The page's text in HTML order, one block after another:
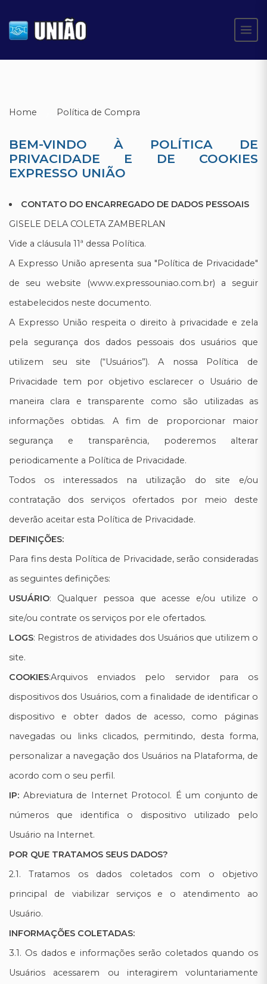
Home Política de Compra
BEM-VINDO À POLÍTICA DE
PRIVACIDADE E DE COOKIES
EXPRESSO UNIÃO
CONTATO DO ENCARREGADO DE DADOS PESSOAIS
GISELE DELA COLETA ZAMBERLAN
Vide a cláusula 11ª dessa Política.
A Expresso União apresenta sua "Política de Privacidade"
de seu website (www.expressouniao.com.br) a seguir
estabelecidos neste documento.
A Expresso União respeita o direito à privacidade e zela
pela segurança dos dados pessoais dos usuários que
utilizem seu site (“Usuários”). A nossa Política de
Privacidade tem por objetivo esclarecer o Usuário de
maneira clara e transparente como são utilizadas as
informações obtidas. A fim de proporcionar maior
segurança e transparência, poderemos alterar
periodicamente a Política de Privacidade.
Todos os interessados na utilização do site e/ou
contratação dos serviços ofertados por meio deste
deverão aceitar esta Política de Privacidade.
DEFINIÇÕES:
Para fins desta Política de Privacidade, serão consideradas
as seguintes definições:
USUÁRIO: Qualquer pessoa que acesse e/ou utilize o
site/ou contrate os serviços por ele ofertados.
LOGS: Registros de atividades dos Usuários que utilizem o
site.
COOKIES:Arquivos enviados pelo servidor para os
dispositivos dos Usuários, com a finalidade de identificar o
dispositivo e obter dados de acesso, como páginas
navegadas ou links clicados, permitindo, desta forma,
personalizar a navegação dos Usuários na Plataforma, de
acordo com o seu perfil.
IP: Abreviatura de Internet Protocol. É um conjunto de
números que identifica o dispositivo utilizado pelo
Usuário na Internet.
POR QUE TRATAMOS SEUS DADOS?
2.1. Tratamos os dados coletados com o objetivo
principal de viabilizar serviços e o atendimento ao
Usuário.
INFORMAÇÕES COLETADAS:
3.1. Os dados e informações serão coletados quando os
Usuários acessarem ou interagirem voluntariamente